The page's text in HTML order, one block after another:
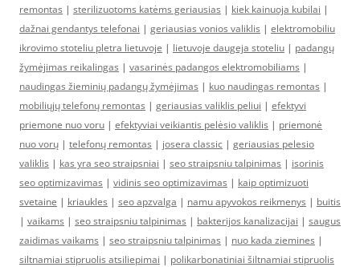
remontas | sterilizuotoms katėms geriausias | kiek kainuoja kubilai |
dažnai gendantys telefonai | geriausias vonios valiklis | elektromobiliu
ikrovimo stoteliu pletra lietuvoje | lietuvoje daugeja stoteliu | padangų
žymėjimas reikalingas | vasarinės padangos elektromobiliams |
naudingas žieminių padangų žymėjimas | kuo naudingas remontas |
mobiliųjų telefonų remontas | geriausias valiklis peliui | efektyvi
priemone nuo voru | efektyviai veikiantis pelėsio valiklis | priemonė
nuo vorų | telefonų remontas | josera classic | geriausias pelesio
valiklis | kas yra seo straipsniai | seo straipsniu talpinimas | isorinis
seo optimizavimas | vidinis seo optimizavimas | kaip optimizuoti
svetaine | kriaukles | seo apzvalga | namu apyvokos reikmenys | buitis
| vaikams | seo straipsniu talpinimas | bakterijos kanalizacijai | saugus
zaidimas vaikams | seo straipsniu talpinimas | nuo kada ziemines |
siltnamiai stipruolis atsiliepimai | polikarbonatiniai šiltnamiai stipruolis